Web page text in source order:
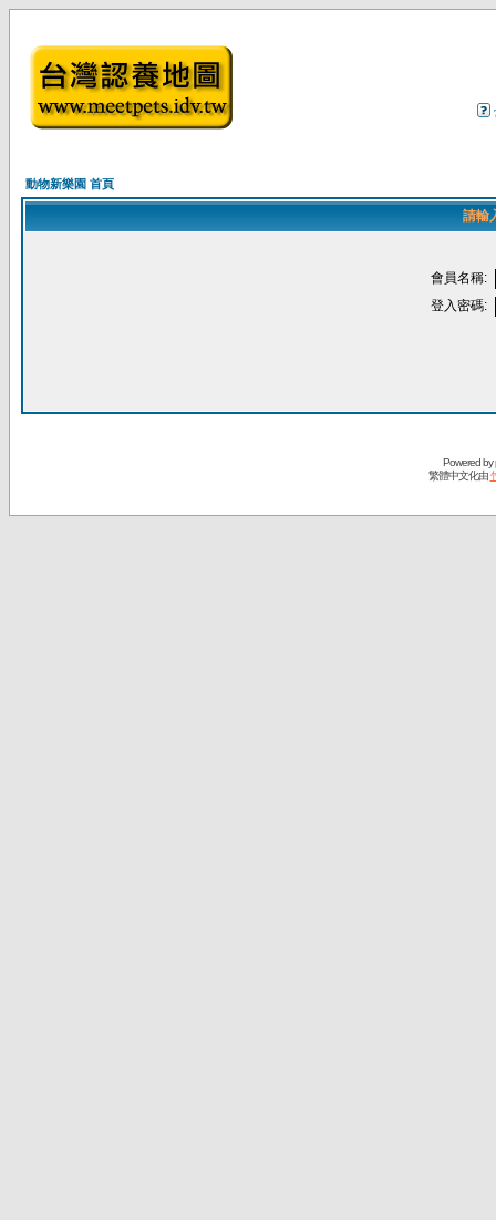
動物新樂園 首頁
請輸
會員名稱:
登入密碼:
Powered by
繁體中文化由